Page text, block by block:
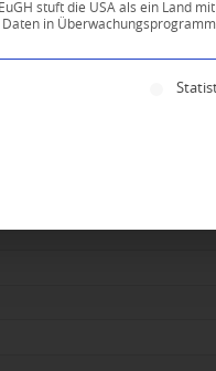
stuft die USA als ein Land
in
für die eine